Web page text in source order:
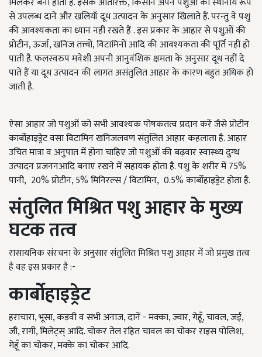
से उपलब्ध दाने और खलियाँ दूध उत्पादन के अनुसार खिलाते हैं. परन्तु वे पशु
की आवश्यकता का ध्यान नहीं रखते हैं . इस प्रकार के आहार से पशुओं की
प्रोटीन, ऊर्जा, खनिज तत्त्वों, विटामिनों आदि की आवश्यकता की पूर्ति नहीं हो
पाती है. फलस्वरुप मवेशी अपनी आनुवंशिक क्षमता के अनुसार दूध नहीं दे
पाते हैं या दूध उत्पादन की लागत असंतुलित आहार के कारण बहुत अधिक हो
जाती है.
ऐसा आहार जो पशुओं को सभी आवश्यक पोषकतत्व प्रदान करें जैसे प्रोटीन
कार्बोहाइड्रेट वसा विटामिन खनिजलवण संतुलित आहार कहलाता है. आहार
उचित मात्रा व अनुपात में होना चाहिए जो पशुओं की बढ़वार स्वास्थ्य दुग्ध
उत्पादन प्रजननआदि बनाए रखने में सहायक होता है. पशु के शरीर में 75%
पानी, 20% प्रोटीन, 5% मिनिरल्स / विटामिन, 0.5% कार्बोहाइड्रेट होता है.
संतुलित मिश्रित पशु आहार के मुख्य
घटक तत्व
रासायनिक संरचना के अनुसार संतुलित मिश्रित पशु आहार में जो प्रमुख तत्व
है वह इस प्रकार है :-
कार्बोहाइड्रेट
हराचारा, भूसा, कड़वी व सभी अनाज, दानें - मक्का, ज्वार, गेहूँ, चावल, जई,
जौ, रागी, मिलेट्स् आदि. चोकर तेल रहित चावल का चोकर राइस पोलिश,
गेहूँ का चोकर, मक्के का चोकर आदि.